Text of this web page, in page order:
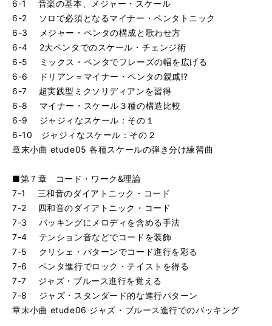
6-1 音楽の基本、メジャー・スケール
6-2 ソロで必須となるマイナー・ペンタトニック
6-3 メジャー・ペンタの構成と歌わせ方
6-4 2大ペンタでのスケール・チェンジ術
6-5 ミックス・ペンタでフレーズの幅を広げる
6-6 ドリアン＝マイナー・ペンタの親戚!?
6-7 超実践型ミクソリディアンを習得
6-8 マイナー・スケール３種の構造比較
6-9 ジャジィなスケール：その１
6-10 ジャジィなスケール：その２
章末小曲 etude05 各種スケールの弾き分け練習曲
■第７章 コード・ワーク&理論
7-1 三和音のダイアトニック・コード
7-2 四和音のダイアトニック・コード
7-3 バッキングにメロディを含める手法
7-4 テンション音などでコードを装飾
7-5 クリシェ・パターンでコード進行を彩る
7-6 ペンタ進行でロック・テイストを得る
7-7 ジャズ・ブルース進行を覚える
7-8 ジャズ・スタンダード的な進行パターン
章末小曲 etude06 ジャズ・ブルース進行でのバッキング